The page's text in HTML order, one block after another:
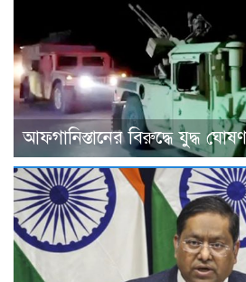
আফগানিস্তানের বিরুদ্ধে যুদ্ধ